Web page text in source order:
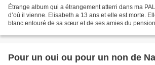
Étrange album qui a étrangement atterri dans ma
d’où il vienne. Elisabeth a 13 ans et elle est morte.
blanc entouré de sa sœur et de ses amies du
Pour un oui ou pour un non de